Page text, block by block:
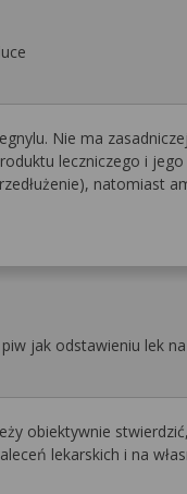
Nie ma
leczniczego i
natomiast
jak odstawieniu lek
obiektywnie
lekarskich i na